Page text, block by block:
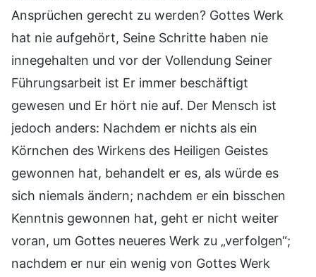
Ansprüchen gerecht zu werden? Gottes Werk
hat nie aufgehört, Seine Schritte haben nie
innegehalten und vor der Vollendung Seiner
Führungsarbeit ist Er immer beschäftigt
gewesen und Er hört nie auf. Der Mensch ist
jedoch anders: Nachdem er nichts als ein
Körnchen des Wirkens des Heiligen Geistes
gewonnen hat, behandelt er es, als würde es
sich niemals ändern; nachdem er ein bisschen
Kenntnis gewonnen hat, geht er nicht weiter
voran, um Gottes neueres Werk zu „verfolgen“;
nachdem er nur ein wenig von Gottes Werk